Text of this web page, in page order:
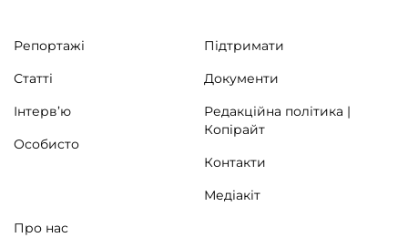
Репортажі
Статті
Інтерв’ю
Особисто
Підтримати
Документи
Редакційна політика |
Копірайт
Контакти
Медіакіт
Про нас